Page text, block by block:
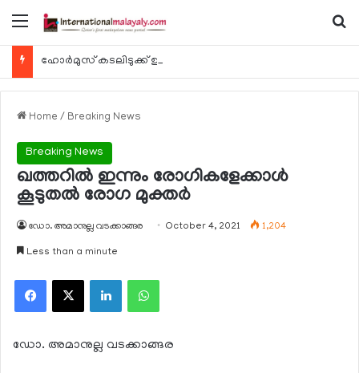
Menu
ഹോര്‍മുസ് കടലിടുക്ക് ഉടന്‍ തുറന്നേക്കും
Home / Breaking News
Breaking News
ഖത്തറില്‍ ഇന്നും രോഗികളേക്കാള്‍
കൂടുതല്‍ രോഗ മുക്തര്‍
ഡോ. അമാനുല്ല വടക്കാങ്ങര October 4, 2021 1,204
Less than a minute
Facebook
X LinkedInWhatsApp
ഡോ. അമാനുല്ല വടക്കാങ്ങര